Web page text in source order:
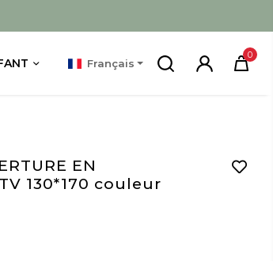
Français
0
EN
130*170 couleur